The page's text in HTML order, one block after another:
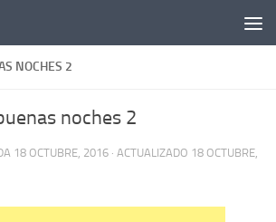
NOCHES 2
noches 2
18 OCTUBRE, 2016 · ACTUALIZADO 18 OCTUBRE,